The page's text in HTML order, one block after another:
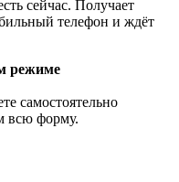
сейчас. Получает
телефон и ждёт
режиме
самостоятельно
всю форму.